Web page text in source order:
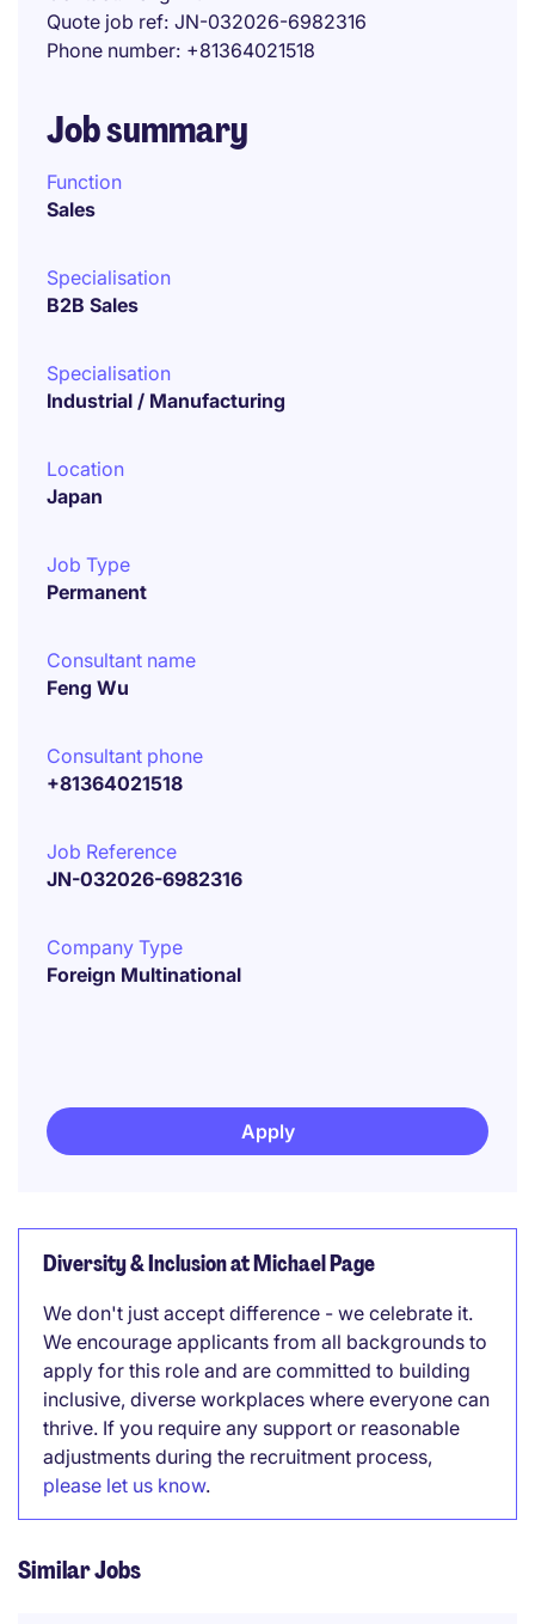
Quote job ref JN-032026-6982316
Phone number +81364021518
Job summary
Function
Sales
Specialisation
B2B Sales
Specialisation
Industrial / Manufacturing
Location
Japan
Job Type
Permanent
Consultant name
Feng Wu
Consultant phone
+81364021518
Job Reference
JN-032026-6982316
Company Type
Foreign Multinational
Apply
Diversity & Inclusion at Michael Page
We don't just accept difference - we celebrate it.
We encourage applicants from all backgrounds to
apply for this role and are committed to building
inclusive, diverse workplaces where everyone can
thrive. If you require any support or reasonable
adjustments during the recruitment process,
please let us know.
Similar Jobs